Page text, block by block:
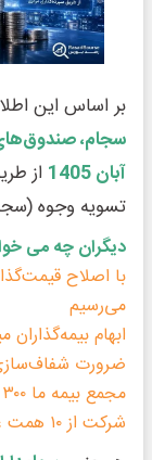
بر اساس این
سجام،
آبان 1405
از
تسویه وجوه
دیگران چه می
با اصلاح
می‌رسیم
ابهام
ضرورت
شرکت از ۱۰ همت عبور کرد